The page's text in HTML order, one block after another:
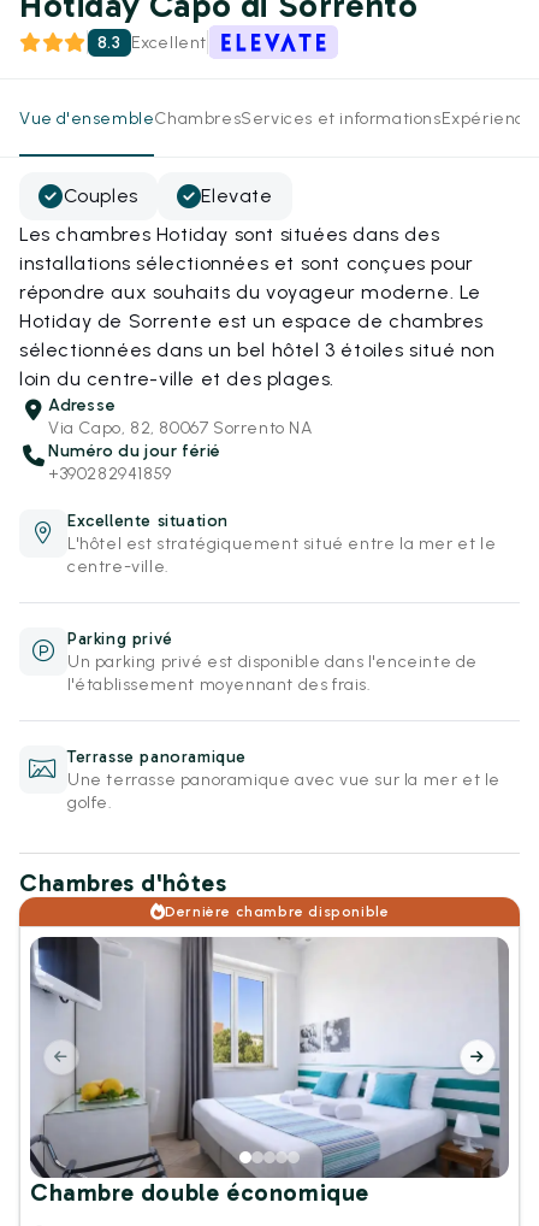
8.3 Excellent
Vue d'ensembleChambresServices et informations
Couples
Elevate
Les chambres Hotiday sont situées dans des
installations sélectionnées et sont conçues pour
répondre aux souhaits du voyageur moderne. Le
Hotiday de Sorrente est un espace de chambres
sélectionnées dans un bel hôtel 3 étoiles situé non
loin du centre-ville et des plages.
Adresse
Via Capo, 82, 80067 Sorrento NA
Numéro du jour férié
+390282941859
Excellente situation
L'hôtel est stratégiquement situé entre la mer et le
centre-ville.
Parking privé
Un parking privé est disponible dans l'enceinte de
l'établissement moyennant des frais.
Terrasse panoramique
Une terrasse panoramique avec vue sur la mer et le
golfe.
Chambres d'hôtes
Dernière chambre disponible
Chambre double économique